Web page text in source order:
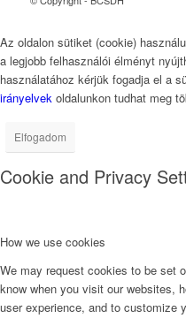
Az oldalon sütiket (cookie)
a legjobb felhasználói élményt
használatához kérjük fogadja el a
irányelvek oldalunkon tudhat meg
Elfogadom
Cookie and Privacy
How we use cookies
We may request cookies to be set
know when you visit our websites,
user experience, and to customize